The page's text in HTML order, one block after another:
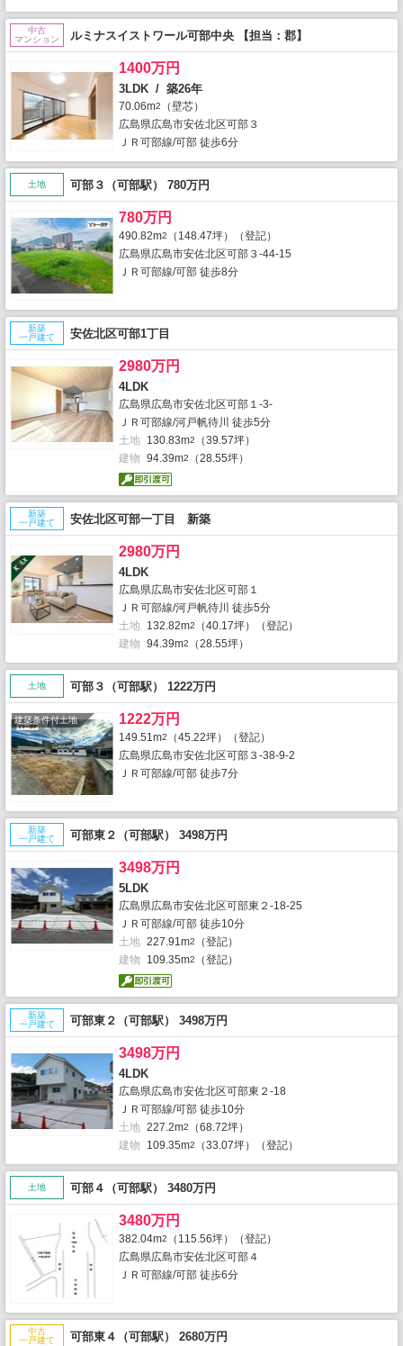
中古
マンション
ルミナスイストワール可部中央 【担当：郡】
1400万円
3LDK / 築26年
70.06m2
（壁芯）
広島県広島市安佐北区可部３
ＪＲ可部線/可部 徒歩6分
土地 可部３（可部駅） 780万円
780万円
490.82m2
（148.47坪）（登記）
広島県広島市安佐北区可部３-44-15
ＪＲ可部線/可部 徒歩8分
新築
一戸建て
安佐北区可部1丁目
2980万円
4LDK
広島県広島市安佐北区可部１-3-
ＪＲ可部線/河戸帆待川 徒歩5分
土地 130.83m2
（39.57坪）
建物 94.39m2 （28.55坪）
新築
一戸建て
安佐北区可部一丁目 新築
2980万円
4LDK
広島県広島市安佐北区可部１
ＪＲ可部線/河戸帆待川 徒歩5分
土地 132.82m2
（40.17坪）（登記）
建物 94.39m2 （28.55坪）
土地 可部３（可部駅） 1222万円
建築条件付土地 1222万円
149.51m2
（45.22坪）（登記）
広島県広島市安佐北区可部３-38-9-2
ＪＲ可部線/可部 徒歩7分
新築
一戸建て
可部東２（可部駅） 3498万円
3498万円
5LDK
広島県広島市安佐北区可部東２-18-25
ＪＲ可部線/可部 徒歩10分
土地 227.91m2
（登記）
建物
109.35m2 （登記）
新築
一戸建て
可部東２（可部駅） 3498万円
3498万円
4LDK
広島県広島市安佐北区可部東２-18
ＪＲ可部線/可部 徒歩10分
土地 227.2m2
（68.72坪）
建物
109.35m2 （33.07坪）（登記）
土地 可部４（可部駅） 3480万円
3480万円
382.04m2
（115.56坪）（登記）
広島県広島市安佐北区可部４
ＪＲ可部線/可部 徒歩6分
中古
一戸建て
可部東４（可部駅） 2680万円